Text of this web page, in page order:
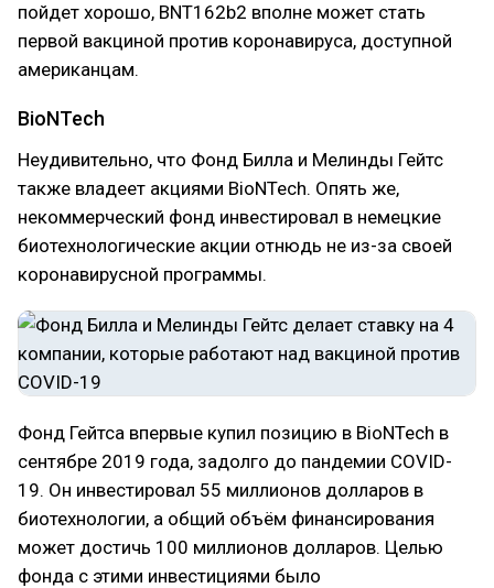
пойдет хорошо, BNT162b2 вполне может стать
первой вакциной против коронавируса, доступной
американцам.
BioNTech
Неудивительно, что Фонд Билла и Мелинды Гейтс
также владеет акциями BioNTech. Опять же,
некоммерческий фонд инвестировал в немецкие
биотехнологические акции отнюдь не из-за своей
коронавирусной программы.
Фонд Гейтса впервые купил позицию в BioNTech в
сентябре 2019 года, задолго до пандемии COVID-
19. Он инвестировал 55 миллионов долларов в
биотехнологии, а общий объём финансирования
может достичь 100 миллионов долларов. Целью
фонда с этими инвестициями было